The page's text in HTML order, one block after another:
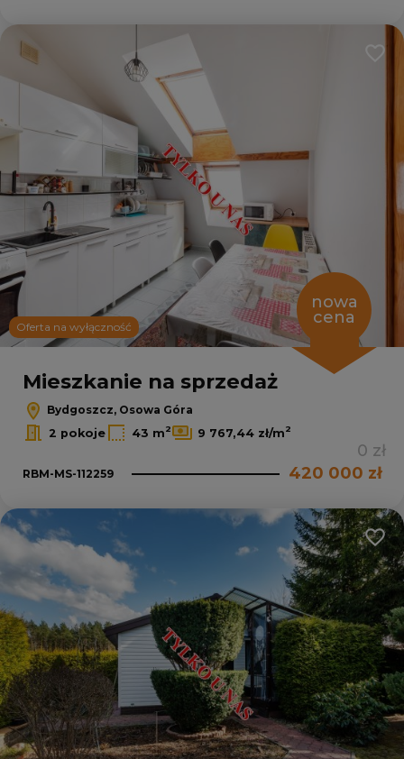
Oferta na wyłączność
nowa
cena
Mieszkanie na sprzedaż
Bydgoszcz, Osowa Góra
2 pokoje
43 m2 9 767,44 zł/m2
0 zł
RBM-MS-112259 420 000 zł